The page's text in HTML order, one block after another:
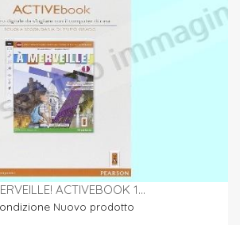
ACTIVEBOOK 1...
Nuovo prodotto